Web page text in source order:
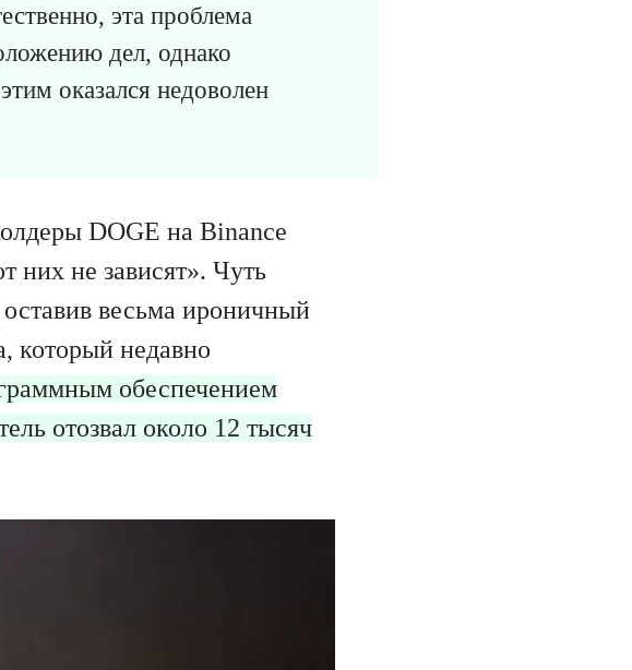
эта проблема
дел, однако
оказался недоволен
DOGE на Binance
них не зависят». Чуть
весьма ироничный
который недавно
обеспечением
отозвал около 12 тысяч